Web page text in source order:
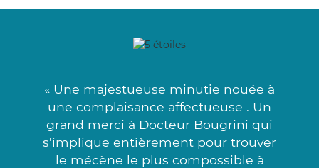
« Une majestueuse minutie nouée à
une complaisance affectueuse . Un
grand merci à Docteur Bougrini qui
s'implique entièrement pour trouver
le mécène le plus compossible à